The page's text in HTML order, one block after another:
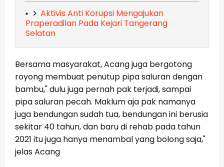
Aktivis Anti Korupsi Mengajukan
Praperadilan Pada Kejari Tangerang
Selatan
Bersama masyarakat, Acang juga bergotong
royong membuat penutup pipa saluran dengan
bambu," dulu juga pernah pak terjadi, sampai
pipa saluran pecah. Maklum aja pak namanya
juga bendungan sudah tua, bendungan ini berusia
sekitar 40 tahun, dan baru di rehab pada tahun
2021 itu juga hanya menambal yang bolong saja,"
jelas Acang